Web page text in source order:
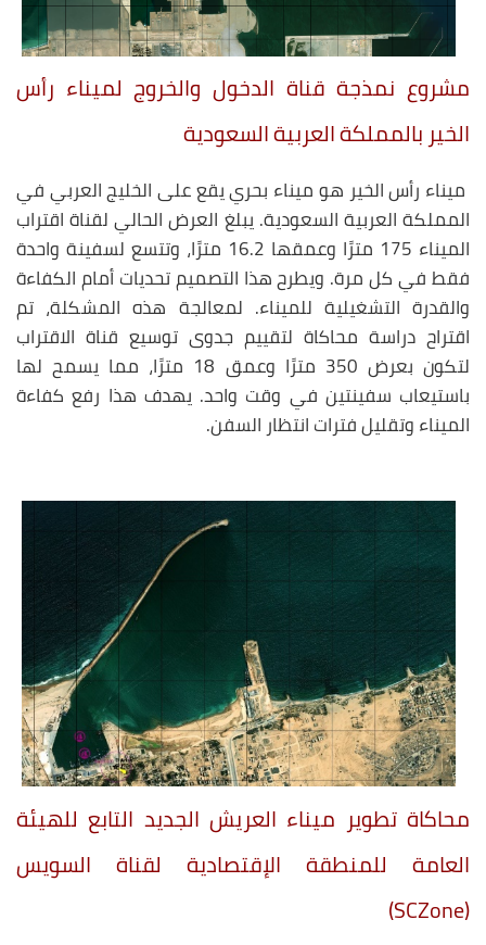
مشروع نمذجة قناة الدخول والخروج لميناء رأس
الخير بالمملكة العربية السعودية
ميناء رأس الخير هو ميناء بحري يقع على الخليج العربي في
المملكة العربية السعودية. يبلغ العرض الحالي لقناة اقتراب
الميناء 175 مترًا وعمقها 16.2 مترًا، وتتسع لسفينة واحدة
فقط في كل مرة. ويطرح هذا التصميم تحديات أمام الكفاءة
والقدرة التشغيلية للميناء. لمعالجة هذه المشكلة، تم
اقتراح دراسة محاكاة لتقييم جدوى توسيع قناة الاقتراب
لتكون بعرض 350 مترًا وعمق 18 مترًا، مما يسمح لها
باستيعاب سفينتين في وقت واحد. يهدف هذا رفع كفاءة
الميناء وتقليل فترات انتظار السفن.
محاكاة تطوير ميناء العريش الجديد التابع للهيئة
العامة للمنطقة الإقتصادية لقناة السويس
(SCZone)